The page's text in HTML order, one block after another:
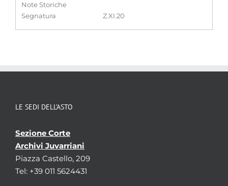
Note Storiche
Segnatura
Z.XI.20
LE SEDI DELL’ASTO
Sezione Corte
Archivi Juvarriani
Piazza Castello, 209
Tel: +39 011 5624431